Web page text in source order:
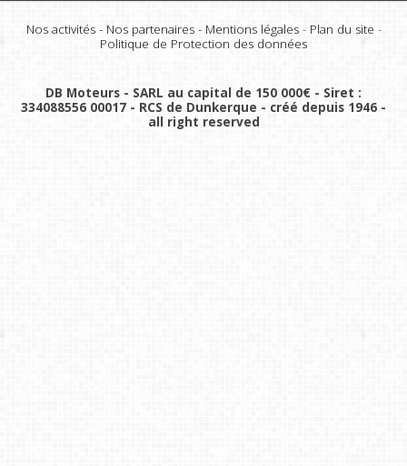
Nos activités- Nos partenaires- Mentions légales- Plan du site -
Politique de Protection des données
DB Moteurs - SARL au capital de 150 000€ - Siret :
334088556 00017 - RCS de Dunkerque - créé depuis 1946 -
all right reserved